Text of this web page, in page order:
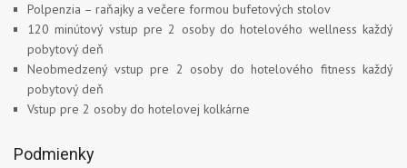
Polpenzia – raňajky a večere formou bufetových stolov
120 minútový vstup pre 2 osoby do hotelového wellness každý
pobytový deň
Neobmedzený vstup pre 2 osoby do hotelového fitness každý
pobytový deň
Vstup pre 2 osoby do hotelovej kolkárne
Podmienky